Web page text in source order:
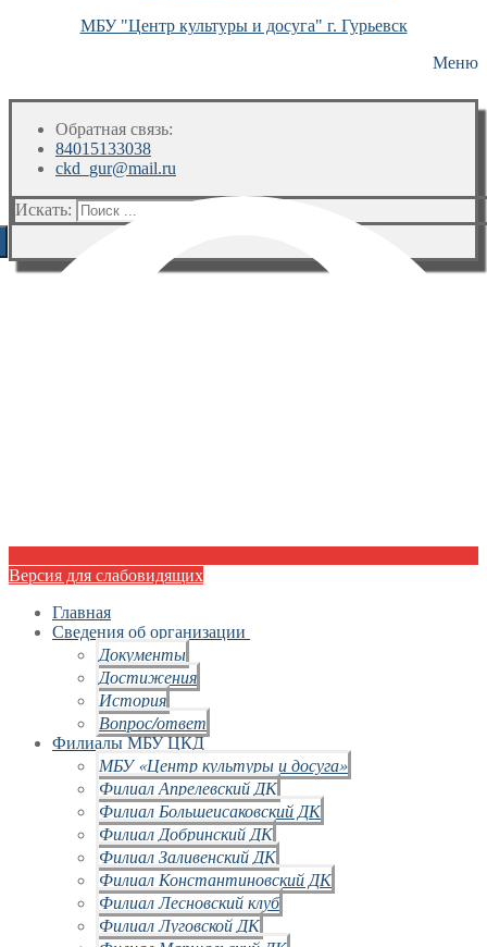
МБУ "Центр культуры и досуга" г. Гурьевск
Меню
Обратная связь:
84015133038
ckd_gur@mail.ru
Искать:
Версия для слабовидящих
Главная
Сведения об организации
Документы
Достижения
История
Вопрос/ответ
Филиалы МБУ ЦКД
МБУ «Центр культуры и досуга»
Филиал Апрелевский ДК
Филиал Большеисаковский ДК
Филиал Добринский ДК
Филиал Заливенский ДК
Филиал Константиновский ДК
Филиал Лесновский клуб
Филиал Луговской ДК